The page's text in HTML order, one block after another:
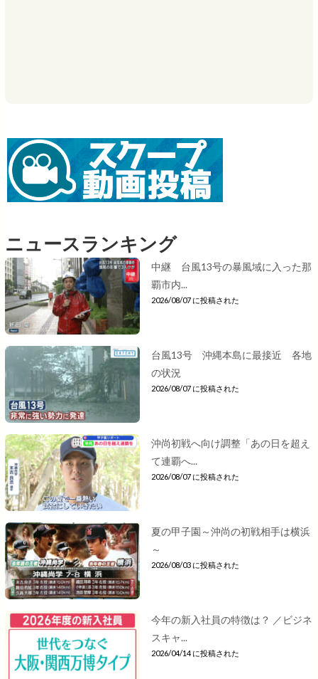
ニュースランキング
中継 台風13号の暴風域に入った那
覇市内...
2026/08/07 に投稿された
台風13号 沖縄本島に最接近 各地
の状況
2026/08/07 に投稿された
沖尚初戦へ向け調整「あの日を超え
て連覇へ...
2026/08/07 に投稿された
夏の甲子園～沖尚の初戦相手は横浜
～
2026/08/03 に投稿された
今年の新入社員の特徴は？ ／ビジネ
スキャ...
2026/04/14 に投稿された